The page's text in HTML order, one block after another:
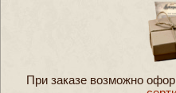
При заказе возможно